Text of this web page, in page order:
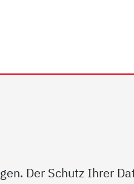
Der Schutz Ihrer